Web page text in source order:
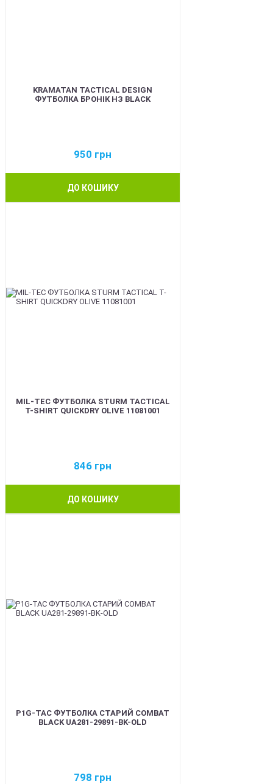
KRAMATAN TACTICAL DESIGN
ФУТБОЛКА БРОНІК НЗ BLACK
950 грн
ДО КОШИКУ
MIL-TEC ФУТБОЛКА STURM TACTICAL
T-SHIRT QUICKDRY OLIVE 11081001
846 грн
ДО КОШИКУ
P1G-TAC ФУТБОЛКА СТАРИЙ COMBAT
BLACK UA281-29891-BK-OLD
798 грн